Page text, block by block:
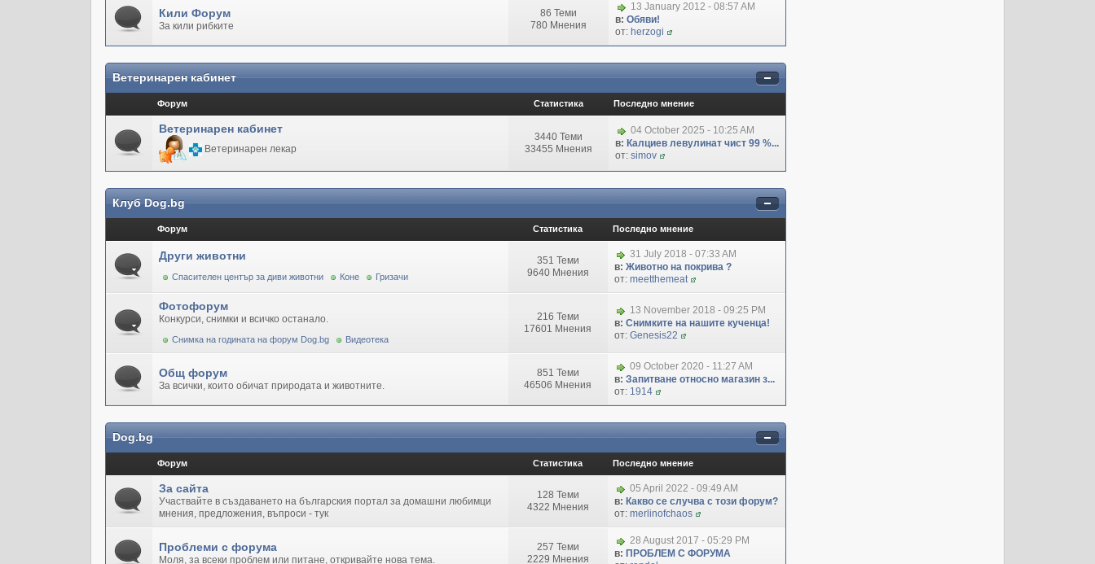
Кили Форум
За кили рибките
86 Теми
780 Мнения
13 January 2012 - 08:57 AM
в: Обяви!
от: herzogi
Ветеринарен кабинет
Форум Статистика Последно мнение
Ветеринарен кабинет
Ветеринарен лекар
3440 Теми
33455 Мнения
04 October 2025 - 10:25 AM
в: Калциев левулинат чист 99 %...
от: simov
Клуб Dog.bg
Форум Статистика Последно мнение
Други животни
Спасителен център за диви животни Коне Гризачи
351 Теми
9640 Мнения
31 July 2018 - 07:33 AM
в: Животно на покрива ?
от: meetthemeat
Фотофорум
Конкурси, снимки и всичко останало.
Снимка на годината на форум Dog.bg Видеотека
216 Теми
17601 Мнения
13 November 2018 - 09:25 PM
в: Снимките на нашите кученца!
от: Genesis22
Общ форум
За всички, които обичат природата и животните.
851 Теми
46506 Мнения
09 October 2020 - 11:27 AM
в: Запитване относно магазин з...
от: 1914
Dog.bg
Форум Статистика Последно мнение
За сайта
Участвайте в създаването на българския портал за домашни любимци
мнения, предложения, въпроси - тук
128 Теми
4322 Мнения
05 April 2022 - 09:49 AM
в: Какво се случва с този форум?
от: merlinofchaos
Проблеми с форума
Моля, за всеки проблем или питане, откривайте нова тема.
257 Теми
2229 Мнения
28 August 2017 - 05:29 PM
в: ПРОБЛЕМ С ФОРУМА